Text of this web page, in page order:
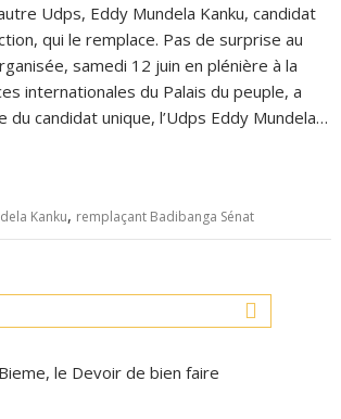
Udps, Eddy Mundela Kanku, candidat
qui le remplace. Pas de surprise au
samedi 12 juin en plénière à la
internationales du Palais du peuple, a
du candidat unique, l’Udps Eddy Mundela…
Kanku, remplaçant Badibanga Sénat
le Devoir de bien faire